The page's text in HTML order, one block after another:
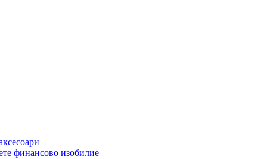
финансово изобилие